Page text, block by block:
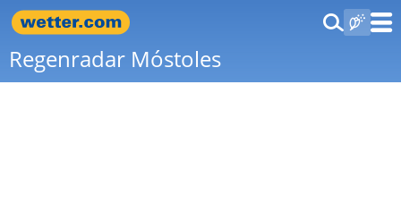
Regenradar Móstoles